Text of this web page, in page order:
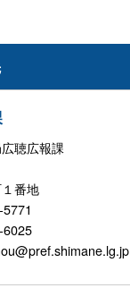
聴広報課
町１番地
6025